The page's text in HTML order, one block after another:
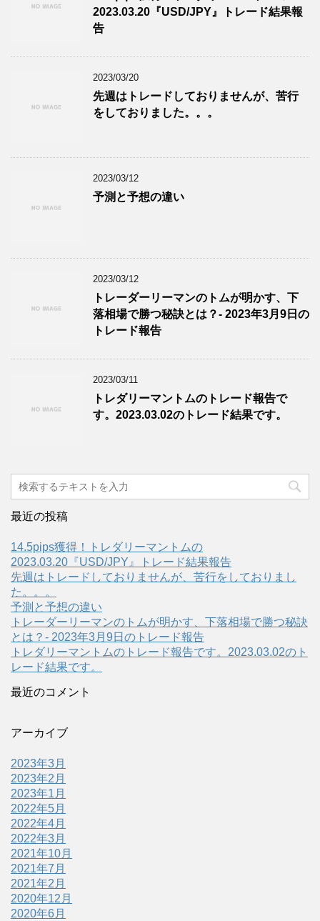
2023.03.20『USD/JPY』トレード結果報
告
2023/03/20
先週はトレードしておりませんが、苦行
をしておりました。。。
2023/03/12
予測と予想の違い
2023/03/12
トレーダーリーマンのトムが明かす、下
落相場で勝つ秘訣とは？- 2023年3月9日の
トレード報告
2023/03/11
トレダリーマントムのトレード報告で
す。2023.03.02のトレード結果です。
最近の投稿
14.5pips獲得！トレダリーマントムの
2023.03.20『USD/JPY』トレード結果報告
先週はトレードしておりませんが、苦行をしておりまし
た。。。
予測と予想の違い
トレーダーリーマンのトムが明かす、下落相場で勝つ秘訣
とは？- 2023年3月9日のトレード報告
トレダリーマントムのトレード報告です。2023.03.02のト
レード結果です。
最近のコメント
アーカイブ
2023年3月
2023年2月
2023年1月
2022年5月
2022年4月
2022年3月
2021年10月
2021年7月
2021年2月
2020年12月
2020年6月